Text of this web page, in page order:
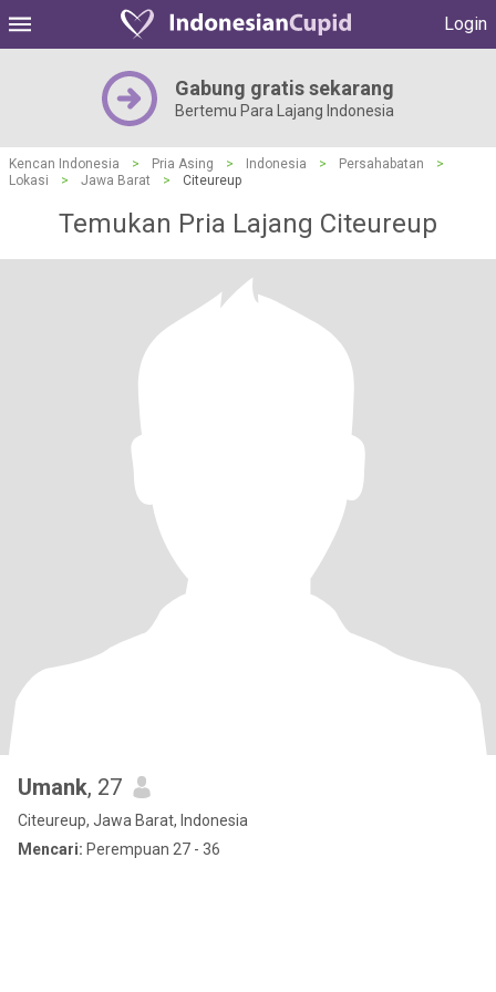
Login
Gabung gratis sekarang
Bertemu Para Lajang Indonesia
Kencan Indonesia > Pria Asing > Indonesia > Persahabatan
>
Lokasi
> Jawa Barat > Citeureup
Temukan Pria Lajang Citeureup
Umank, 27
Citeureup, Jawa Barat, Indonesia
Mencari: Perempuan 27 - 36